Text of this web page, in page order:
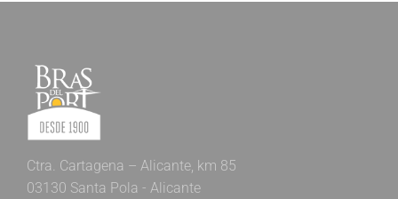
Ctra. Cartagena – Alicante, km 85
03130 Santa Pola - Alicante